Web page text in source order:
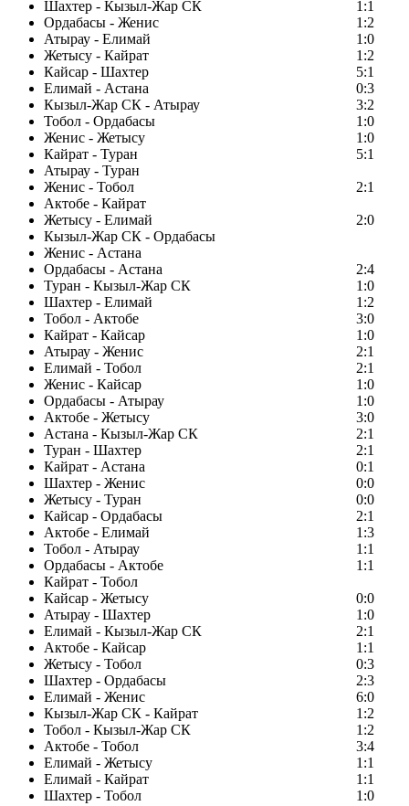
Шахтер - Кызыл-Жар СК
1:1
Ордабасы - Женис
1:2
Атырау - Елимай
1:0
Жетысу - Кайрат
1:2
Кайсар - Шахтер
5:1
Елимай - Астана
0:3
Кызыл-Жар СК - Атырау
3:2
Тобол - Ордабасы
1:0
Женис - Жетысу
1:0
Кайрат - Туран
5:1
Атырау - Туран
Женис - Тобол
2:1
Актобе - Кайрат
Жетысу - Елимай
2:0
Кызыл-Жар СК - Ордабасы
Женис - Астана
Ордабасы - Астана
2:4
Туран - Кызыл-Жар СК
1:0
Шахтер - Елимай
1:2
Тобол - Актобе
3:0
Кайрат - Кайсар
1:0
Атырау - Женис
2:1
Елимай - Тобол
2:1
Женис - Кайсар
1:0
Ордабасы - Атырау
1:0
Актобе - Жетысу
3:0
Астана - Кызыл-Жар СК
2:1
Туран - Шахтер
2:1
Кайрат - Астана
0:1
Шахтер - Женис
0:0
Жетысу - Туран
0:0
Кайсар - Ордабасы
2:1
Актобе - Елимай
1:3
Тобол - Атырау
1:1
Ордабасы - Актобе
1:1
Кайрат - Тобол
Кайсар - Жетысу
0:0
Атырау - Шахтер
1:0
Елимай - Кызыл-Жар СК
2:1
Актобе - Кайсар
1:1
Жетысу - Тобол
0:3
Шахтер - Ордабасы
2:3
Елимай - Женис
6:0
Кызыл-Жар СК - Кайрат
1:2
Тобол - Кызыл-Жар СК
1:2
Актобе - Тобол
3:4
Елимай - Жетысу
1:1
Елимай - Кайрат
1:1
Шахтер - Тобол
1:0